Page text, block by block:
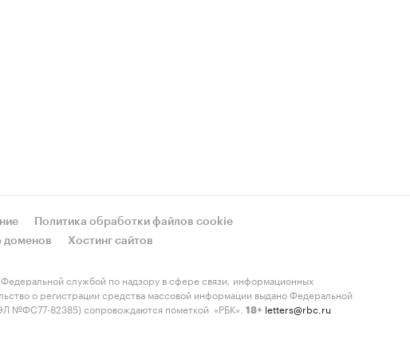
Политика обработки файлов cookie
доменов Хостинг сайтов
службой по надзору в сфере связи, информационных
о регистрации средства массовой информации выдано Федеральной
№ФС77-82385) сопровождаются пометкой «РБК».
18+ letters@rbc.ru